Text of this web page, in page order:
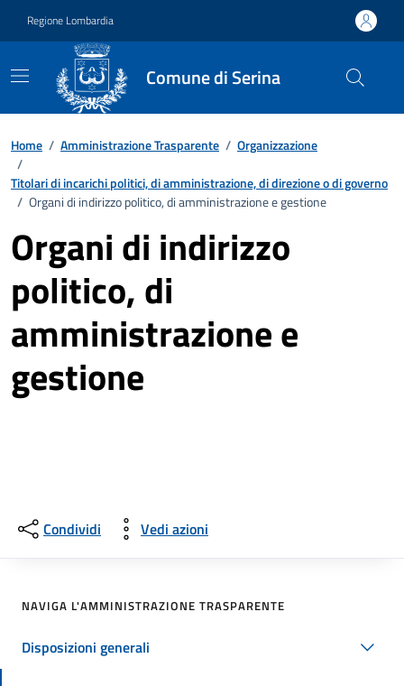
Regione Lombardia
Comune di Serina
Home / Amministrazione Trasparente / Organizzazione
/
Titolari di incarichi politici, di amministrazione, di direzione o di governo
/ Organi di indirizzo politico, di amministrazione e gestione
Organi di indirizzo
politico, di
amministrazione e
gestione
Condividi Vedi azioni
NAVIGA L'AMMINISTRAZIONE TRASPARENTE
Disposizioni generali